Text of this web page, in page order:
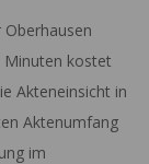
kostet
Akteneinsicht in
Aktenumfang
im